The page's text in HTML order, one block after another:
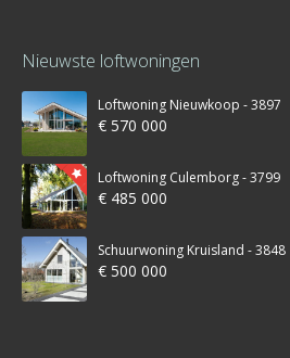
Nieuwste loftwoningen
Loftwoning Nieuwkoop - 3897
€ 570 000
Loftwoning Culemborg - 3799
€ 485 000
Schuurwoning Kruisland - 3848
€ 500 000